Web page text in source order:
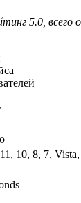
5.0, всего
10, 8, 7,